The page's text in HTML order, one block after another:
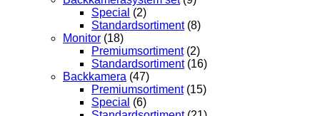
Special (2)
Standardsortiment (8)
Monitor (18)
Premiumsortiment (2)
Standardsortiment (16)
Backkamera (47)
Premiumsortiment (15)
Special (6)